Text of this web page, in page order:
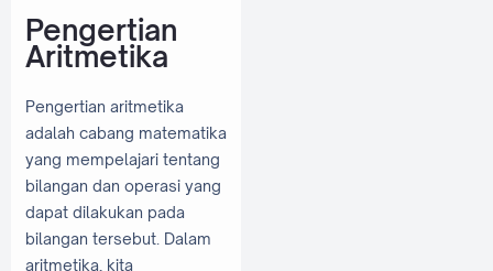
Pengertian
Aritmetika
Pengertian aritmetika
adalah cabang matematika
yang mempelajari tentang
bilangan dan operasi yang
dapat dilakukan pada
bilangan tersebut. Dalam
aritmetika, kita